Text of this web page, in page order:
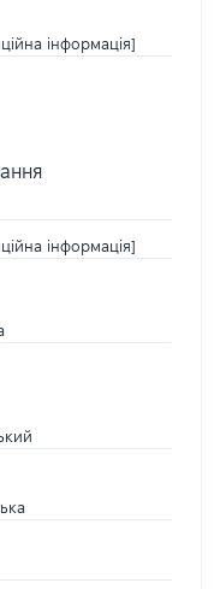
інформація]
інформація]